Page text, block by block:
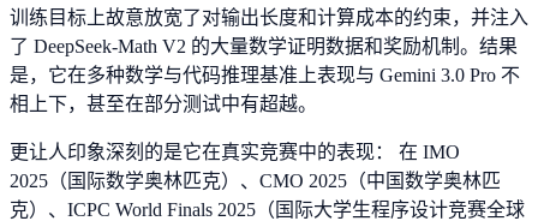
训练目标上故意放宽了对输出长度和计算成本的约束，并注入
了 DeepSeek-Math V2 的大量数学证明数据和奖励机制。结果
是，它在多种数学与代码推理基准上表现与 Gemini 3.0 Pro 不
相上下，甚至在部分测试中有超越。
更让人印象深刻的是它在真实竞赛中的表现： 在 IMO
2025（国际数学奥林匹克）、CMO 2025（中国数学奥林匹
克）、ICPC World Finals 2025（国际大学生程序设计竞赛全球